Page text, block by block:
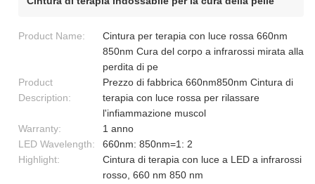
Product Name:
Cintura per terapia con luce rossa 660nm
850nm Cura del corpo a infrarossi mirata alla
perdita di pe
Product
Description:
Prezzo di fabbrica 660nm850nm Cintura di
terapia con luce rossa per rilassare
l'infiammazione muscol
Warranty:
1 anno
LED Wavelength:
660nm: 850nm=1: 2
Highlight:
Cintura di terapia con luce a LED a infrarossi
rosso, 660 nm 850 nm